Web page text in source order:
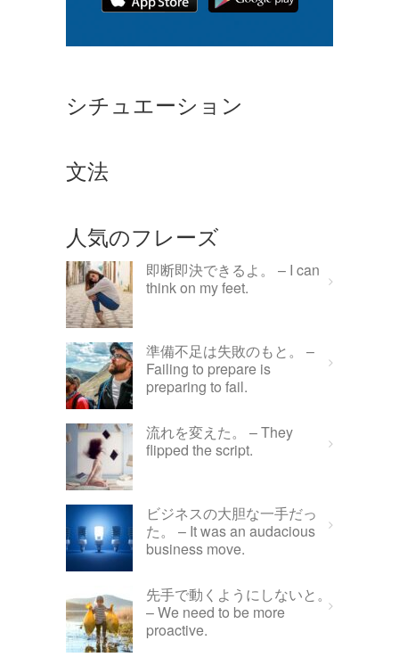
シチュエーション
文法
人気のフレーズ
即断即決できるよ。 – I can
think on my feet.
準備不足は失敗のもと。 –
Failing to prepare is
preparing to fail.
流れを変えた。 – They
flipped the script.
ビジネスの大胆な一手だっ
た。 – It was an audacious
business move.
先手で動くようにしないと。
– We need to be more
proactive.